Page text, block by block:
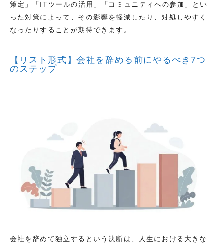
策定」「ITツールの活用」「コミュニティへの参加」とい
った対策によって、その影響を軽減したり、対処しやすく
なったりすることが期待できます。
【リスト形式】会社を辞める前にやるべき7つ
のステップ
会社を辞めて独立するという決断は、人生における大きな